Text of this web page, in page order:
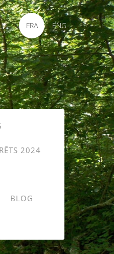
FRA ENG
2024
BLOG